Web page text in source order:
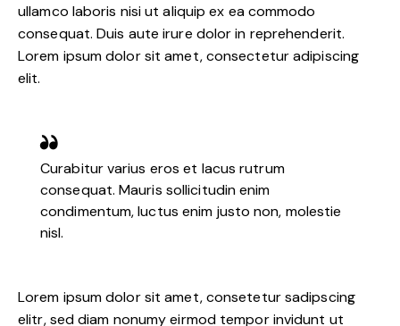
ullamco laboris nisi ut aliquip ex ea commodo
consequat. Duis aute irure dolor in reprehenderit.
Lorem ipsum dolor sit amet, consectetur adipiscing
elit.
Curabitur varius eros et lacus rutrum
consequat. Mauris sollicitudin enim
condimentum, luctus enim justo non, molestie
nisl.
Lorem ipsum dolor sit amet, consetetur sadipscing
elitr, sed diam nonumy eirmod tempor invidunt ut